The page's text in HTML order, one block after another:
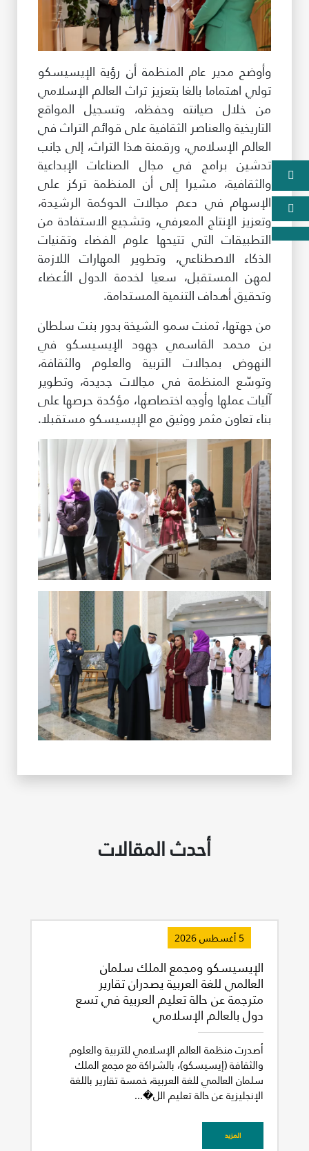
وأوضح مدير عام المنظمة أن رؤية الإيسيسكو
تولي اهتماما بالغا بتعزيز تراث العالم الإسلامي
من خلال صيانته وحفظه، وتسجيل المواقع
التاريخية والعناصر الثقافية على قوائم التراث في
العالم الإسلامي، ورقمنة هذا التراث، إلى جانب
تدشين برامج في مجال الصناعات الإبداعية
والثقافية، مشيرا إلى أن المنظمة تركز على
الإسهام في دعم مجالات الحوكمة الرشيدة،
وتعزيز الإنتاج المعرفي، وتشجيع الاستفادة من
التطبيقات التي تتيحها علوم الفضاء وتقنيات
الذكاء الاصطناعي، وتطوير المهارات اللازمة
لمهن المستقبل، سعيا لخدمة الدول الأعضاء
وتحقيق أهداف التنمية المستدامة.
من جهتها، ثمنت سمو الشيخة بدور بنت سلطان
بن محمد القاسمي جهود الإيسيسكو في
النهوض بمجالات التربية والعلوم والثقافة،
وتوسّع المنظمة في مجالات جديدة، وتطوير
آليات عملها وأوجه اختصاصها، مؤكدة حرصها على
بناء تعاون مثمر ووثيق مع الإيسيسكو مستقبلا.
أحدث المقالات
5 أغسطس 2026
الإيسيسكو ومجمع الملك سلمان
العالمي للغة العربية يصدران تقارير
مترجمة عن حالة تعليم العربية في تسع
دول بالعالم الإسلامي
أصدرت منظمة العالم الإسلامي للتربية والعلوم
والثقافة (إيسيسكو)، بالشراكة مع مجمع الملك
سلمان العالمي للغة العربية، خمسة تقارير باللغة
الإنجليزية عن حالة تعليم الل�...
المزيد